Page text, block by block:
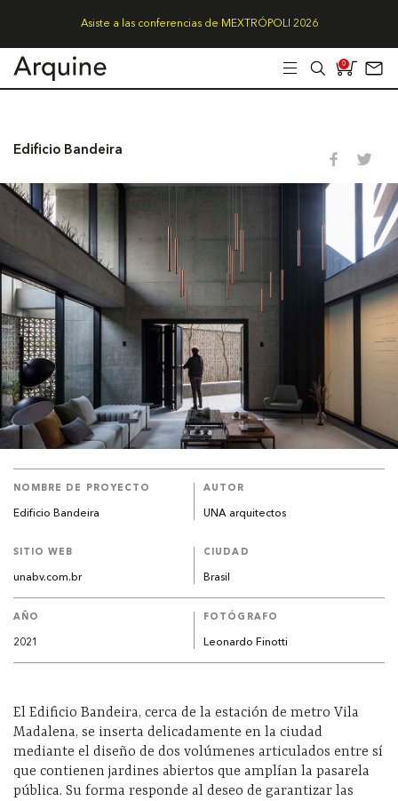
Asiste a las conferencias de MEXTRÓPOLI 2026
0
Edificio Bandeira
NOMBRE DE PROYECTO
Edificio Bandeira
AUTOR
UNA arquitectos
SITIO WEB
unabv.com.br
CIUDAD
Brasil
AÑO
2021
FOTÓGRAFO
Leonardo Finotti
El Edificio Bandeira, cerca de la estación de metro Vila
Madalena, se inserta delicadamente en la ciudad
mediante el diseño de dos volúmenes articulados entre sí
que contienen jardines abiertos que amplían la pasarela
pública. Su forma responde al deseo de garantizar las